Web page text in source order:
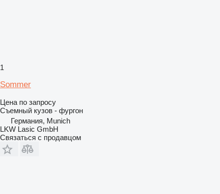
1
Sommer
Цена по запросу
Съемный кузов - фургон
Германия, Munich
LKW Lasic GmbH
Связаться с продавцом